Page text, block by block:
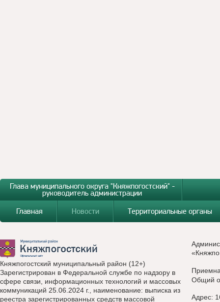
Глава муниципального округа "Княжпогостский" -
руководитель администрации
Главная
Новости Территориальные органы
Княжпогостский муниципальный район (12+)
Зарегистрирован в Федеральной службе по надзору в
сфере связи, информационных технологий и массовых
коммуникаций 25.06.2024 г., наименование: выписка из
реестра зарегистрированных средств массовой
Общий
Адрес: